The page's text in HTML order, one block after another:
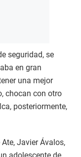
seguridad, se
en gran
una mejor
chocan con otro
posteriormente,
Javier Ávalos,
adolescente de